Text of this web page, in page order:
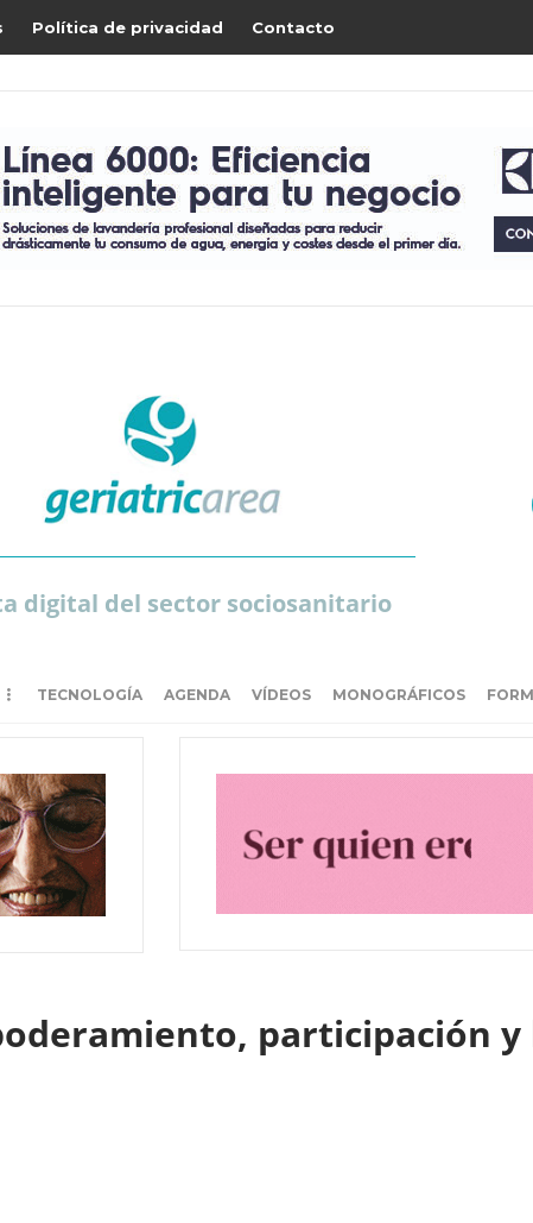
Política de privacidad Contacto
digital del sector sociosanitario
TECNOLOGÍA AGENDA VÍDEOS MONOGRÁFICOS
participación